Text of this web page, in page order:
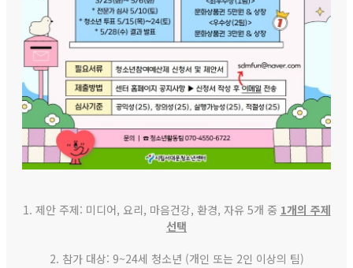
1. 제안 주제: 미디어, 요리, 마음건강, 환경, 자유 5개 중 1개의 주제
선택
2. 참가 대상: 9~24세 청소년 (개인 또는 2인 이상의 팀)